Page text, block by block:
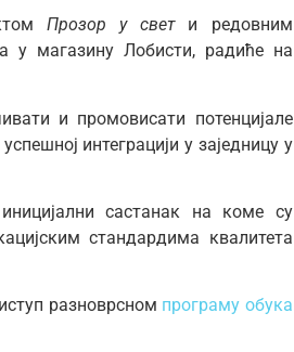
Прозор у свети редовним
у магазину Лобисти, радиће на
и промовисати потенцијале
интеграцији у заједницу у
састанак на коме су
стандардима квалитета
разноврсном програму обука